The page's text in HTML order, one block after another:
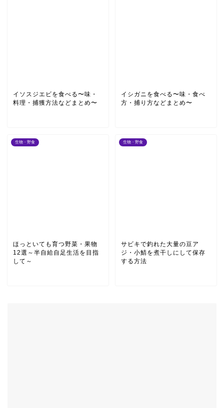
イソスジエビを食べる〜味・
料理・捕獲方法などまとめ〜
イシガニを食べる〜味・食べ
方・捕り方などまとめ〜
生物・野食
ほっといても育つ野菜・果物
12選～半自給自足生活を目指
して～
生物・野食
サビキで釣れた大量の豆ア
ジ・小鯖を煮干しにして保存
する方法